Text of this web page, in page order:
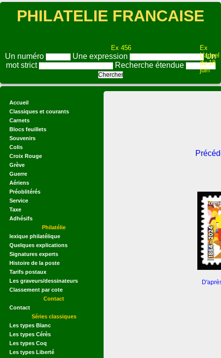
PHILATELIE FRANCAISE
Ex 456
Ex
L'appel
du 18
juin
Un numéro Une expression
Un
mot strict
Recherche étendue
Accueil
Classiques et courants
Carnets
Blocs feuillets
Souvenirs
Colis
Croix Rouge
Grève
Guerre
Aériens
Préoblitérés
Service
Taxe
Adhésifs
Philatélie
lexique philatélique
Quelques explications
Signatures experts
Histoire de la poste
Tarifs postaux
Les graveurs/dessinateurs
Classement par cote
Contact
Contact
Séries classiques
Les types Blanc
Les types Cérès
Les types Coq
Les types Liberté